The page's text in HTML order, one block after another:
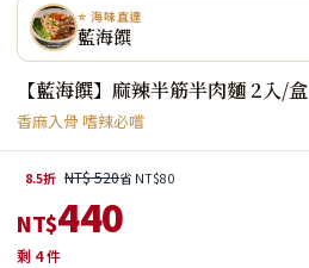
⭐ 海味直達
藍海饌
【藍海饌】麻辣半筋半肉麵 2入/盒
香麻入骨 嗜辣必嚐
8.5折 NT$ 520省 NT$80
NT$440
剩 4件